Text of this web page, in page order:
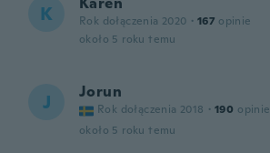
K Rok dołączenia 2020 · 167 opinie
około 5 roku temu
J Jorun
Rok dołączenia 2018 · 190 opinie
około 5 roku temu